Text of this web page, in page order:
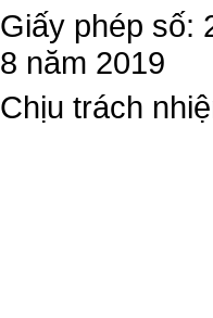
Giấy phép số:
8 năm 2019
Chịu trách